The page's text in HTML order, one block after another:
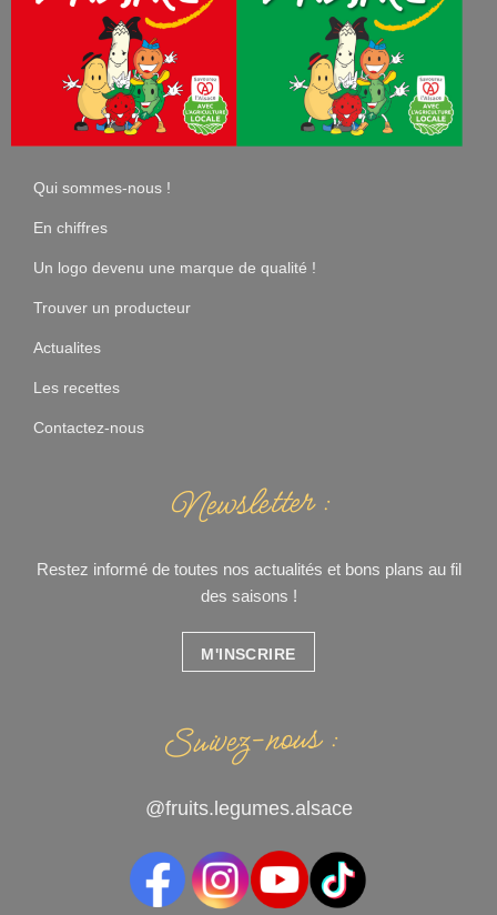
Qui sommes-nous !
En chiffres
Un logo devenu une marque de qualité !
Trouver un producteur
Actualites
Les recettes
Contactez-nous
Newsletter :
Restez informé de toutes nos actualités et bons plans au fil
des saisons !
M'INSCRIRE
Suivez-nous :
@fruits.legumes.alsace